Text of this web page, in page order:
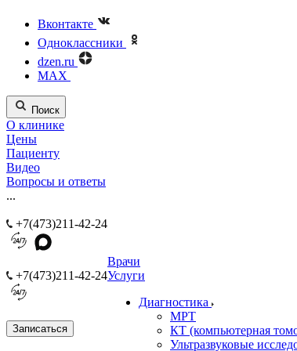
Вконтакте
Одноклассники
dzen.ru
MAX
Поиск
О клинике
Цены
Пациенту
Видео
Вопросы и ответы
...
+7(473)211-42-24
+7(473)211-42-24
Записаться
Врачи
Услуги
Диагностика
МРТ
КТ (компьютерная
Ультразвуковые